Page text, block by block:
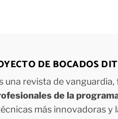
DE BOCADOS
una revista de
de la
más innovadoras